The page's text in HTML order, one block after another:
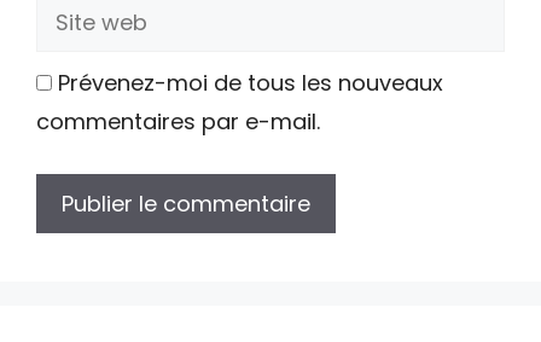
Site
Prévenez-moi de tous les nouveaux
commentaires par e-mail.